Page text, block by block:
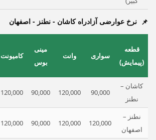
نرخ عوارضی آزادراه کاشان - نطنز - اصفهان
قطعه
(پیمایش)
سواری وانت
مینی
بوس
کامیونت
کاشان –
نطنز
90,000
120,000
90,000
120,000
نطنز –
اصفهان
120,000
120,000
90,000
120,000